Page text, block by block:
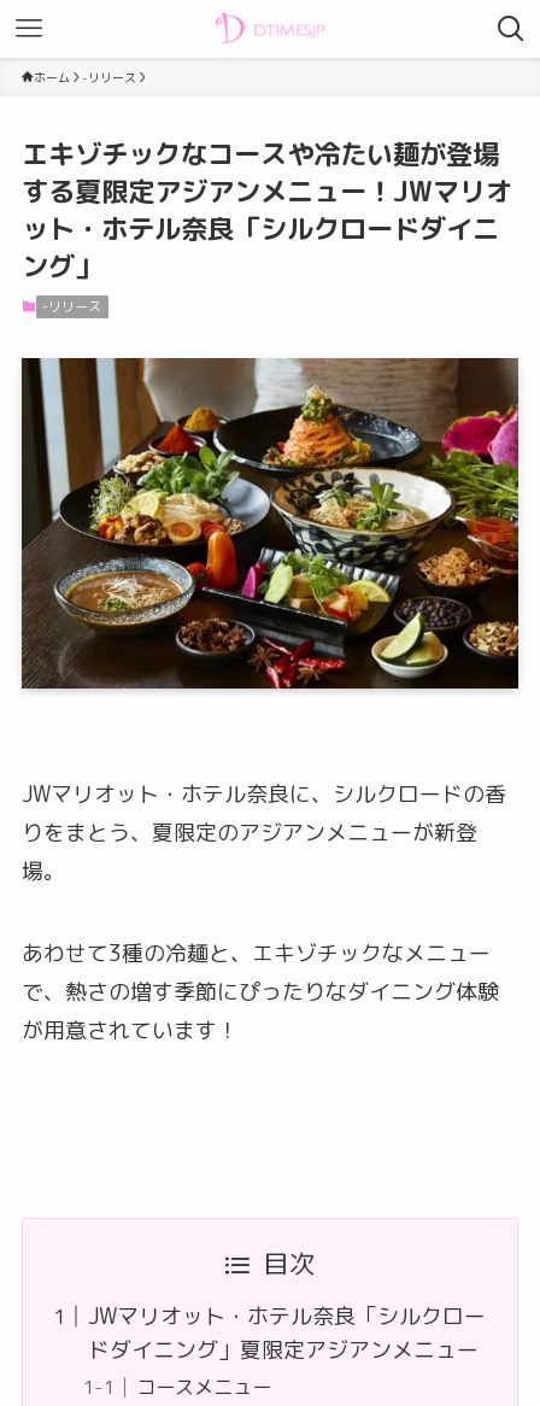
ホーム -リリース
エキゾチックなコースや冷たい麺が登場
する夏限定アジアンメニュー！JWマリオ
ット・ホテル奈良「シルクロードダイニ
ング」
-リリース
JWマリオット・ホテル奈良に、シルクロードの香
りをまとう、夏限定のアジアンメニューが新登
場。
あわせて3種の冷麺と、エキゾチックなメニュー
で、熱さの増す季節にぴったりなダイニング体験
が用意されています！
目次
JWマリオット・ホテル奈良「シルクロー
ドダイニング」夏限定アジアンメニュー
コースメニュー